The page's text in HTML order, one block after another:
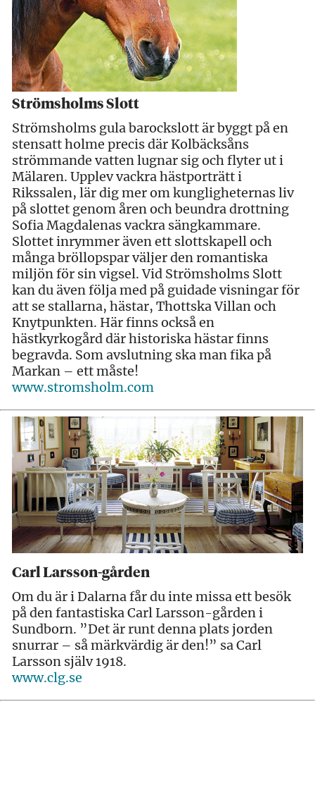
Strömsholms Slott
Strömsholms gula barockslott är byggt på en
stensatt holme precis där Kolbäcksåns
strömmande vatten lugnar sig och flyter ut i
Mälaren. Upplev vackra hästporträtt i
Rikssalen, lär dig mer om kungligheternas liv
på slottet genom åren och beundra drottning
Sofia Magdalenas vackra sängkammare.
Slottet inrymmer även ett slottskapell och
många bröllopspar väljer den romantiska
miljön för sin vigsel. Vid Strömsholms Slott
kan du även följa med på guidade visningar för
att se stallarna, hästar, Thottska Villan och
Knytpunkten. Här finns också en
hästkyrkogård där historiska hästar finns
begravda. Som avslutning ska man fika på
Markan – ett måste!
www.stromsholm.com
Carl Larsson-gården
Om du är i Dalarna får du inte missa ett besök
på den fantastiska Carl Larsson-gården i
Sundborn. ”Det är runt denna plats jorden
snurrar – så märkvärdig är den!” sa Carl
Larsson själv 1918.
www.clg.se